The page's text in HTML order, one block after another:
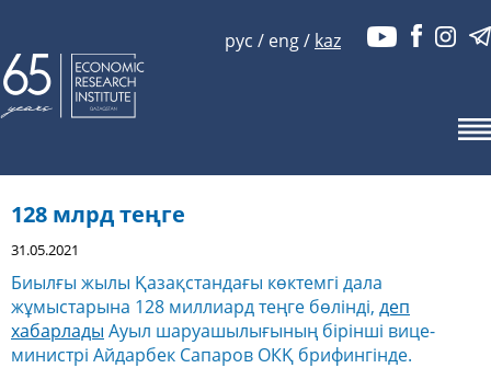
рус / eng/ kaz
128 млрд теңге
31.05.2021
Биылғы жылы Қазақстандағы көктемгі дала
жұмыстарына 128 миллиард теңге бөлінді, деп
хабарлады Ауыл шаруашылығының бірінші вице-
министрі Айдарбек Сапаров ОКҚ брифингінде.